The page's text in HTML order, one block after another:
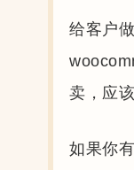
给客户
卖，应该
如果你